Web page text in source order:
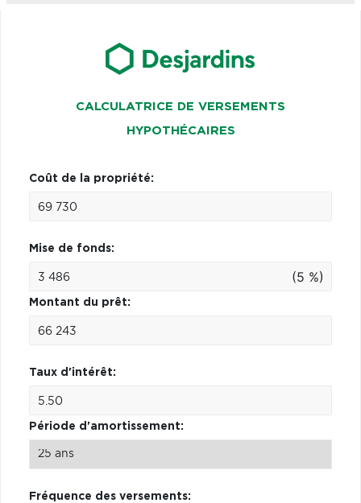
CALCULATRICE DE VERSEMENTS
HYPOTHÉCAIRES
Coût de la propriété:
Mise de fonds:
(5 %)
Montant du prêt:
Taux d'intérêt:
Période d'amortissement:
Fréquence des versements: